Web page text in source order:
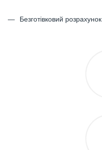
Безготівковий розрахунок